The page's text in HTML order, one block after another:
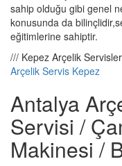
sahip olduğu gibi genel
konusunda da
eğitimlerine sahiptir.
/// Kepez Arçelik
Arçelik Servis Kepez
Antalya
Servisi /
Makinesi /